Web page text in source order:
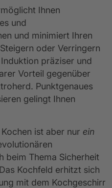
Ihnen
und
und minimiert Ihren
oder Verringern
präziser und
Vorteil gegenüber
Punktgenaues
gelingt Ihnen
ist aber nur ein
beim Thema Sicherheit
Kochfeld erhitzt sich
mit dem Kochgeschirr